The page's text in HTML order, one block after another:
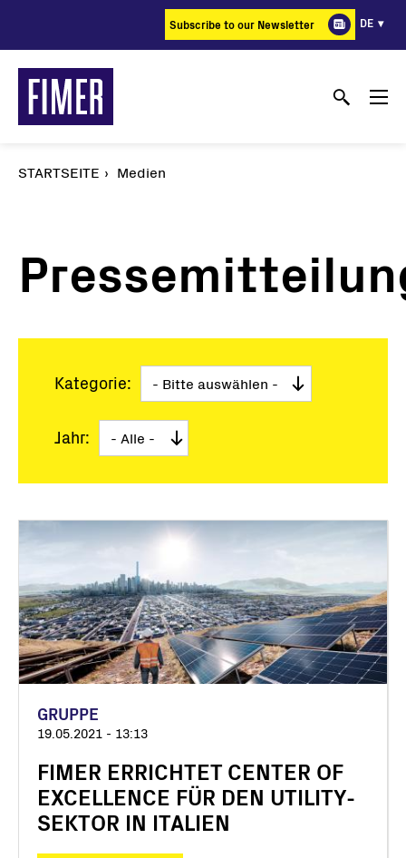
Subscribe to our Newsletter DE
STARTSEITE Medien
Kategorie:
Jahr:
GRUPPE
19.05.2021 - 13:13
FIMER ERRICHTET CENTER OF
EXCELLENCE FÜR DEN UTILITY-
SEKTOR IN ITALIEN